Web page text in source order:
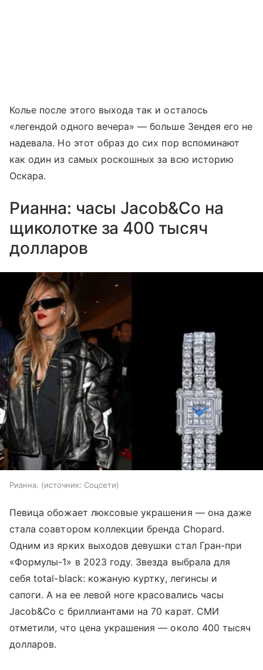
Колье после этого выхода так и осталось
«легендой одного вечера» — больше Зендея его не
надевала. Но этот образ до сих пор вспоминают
как один из самых роскошных за всю историю
Оскара.
Рианна: часы Jacob&Co на
щиколотке за 400 тысяч
долларов
Рианна. источник: Соцсети
Певица обожает люксовые украшения — она даже
стала соавтором коллекции бренда Chopard.
Одним из ярких выходов девушки стал Гран-при
«Формулы-1» в 2023 году. Звезда выбрала для
себя total-black: кожаную куртку, легинсы и
сапоги. А на ее левой ноге красовались часы
Jacob&Co с бриллиантами на 70 карат. СМИ
отметили, что цена украшения — около 400 тысяч
долларов.